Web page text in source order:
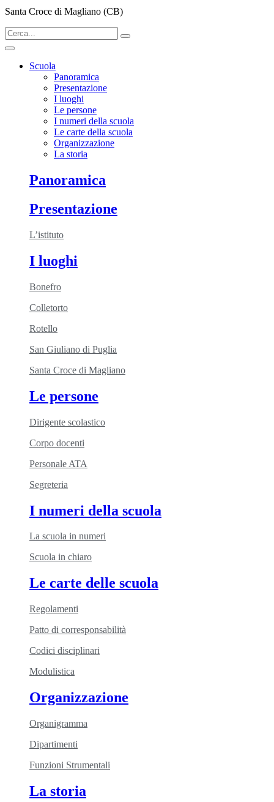
Santa Croce di Magliano (CB)
Scuola
Panoramica
Presentazione
I luoghi
Le persone
I numeri della scuola
Le carte della scuola
Organizzazione
La storia
Panoramica
Presentazione
L’istituto
I luoghi
Bonefro
Colletorto
Rotello
San Giuliano di Puglia
Santa Croce di Magliano
Le persone
Dirigente scolastico
Corpo docenti
Personale ATA
Segreteria
I numeri della scuola
La scuola in numeri
Scuola in chiaro
Le carte delle scuola
Regolamenti
Patto di corresponsabilità
Codici disciplinari
Modulistica
Organizzazione
Organigramma
Dipartimenti
Funzioni Strumentali
La storia